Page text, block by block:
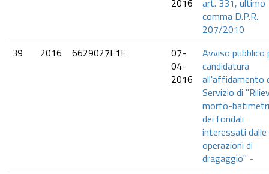
2016
art. 331, ultimo
comma D.P.R.
207/2010
39
2016 6629027E1F
07-
04-
2016
Avviso pubblico
candidatura
all'affidamento
Servizio di
morfo-
dei fondali
interessati dalle
operazioni di
dragaggio" -